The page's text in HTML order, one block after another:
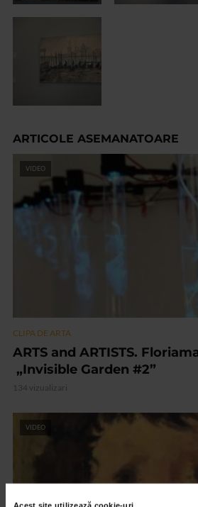
Acest site utilizează cookie-uri
ARTICOLE ASEMANATOARE
VIDEO
CLIPA DE ARTA
ARTS and ARTISTS.
„Invisible Garden #2”
134 vizualizari
VIDEO